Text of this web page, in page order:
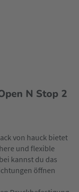
N Stop 2
von hauck bietet
und flexible
kannst du das
öffnen